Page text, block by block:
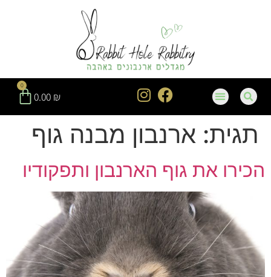
אנטר
לעבור
0.00 ₪
0
תגית: ארנבון מבנה גוף
הכירו את גוף הארנבון ותפקודיו